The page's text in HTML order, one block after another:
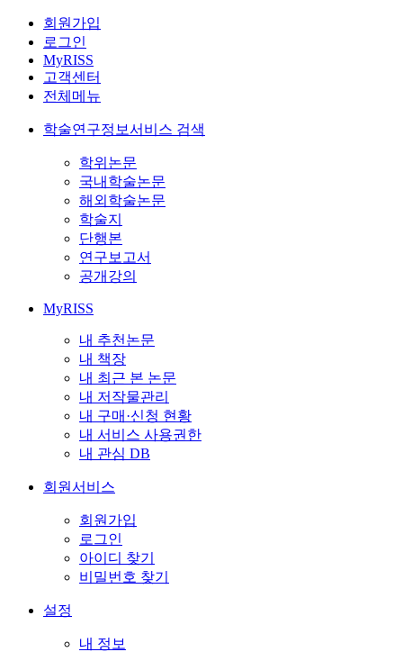
회원가입
로그인
MyRISS
고객센터
전체메뉴
학술연구정보서비스 검색
학위논문
국내학술논문
해외학술논문
학술지
단행본
연구보고서
공개강의
MyRISS
내 추천논문
내 책장
내 최근 본 논문
내 저작물관리
내 구매·신청 현황
내 서비스 사용권한
내 관심 DB
회원서비스
회원가입
로그인
아이디 찾기
비밀번호 찾기
설정
내 정보